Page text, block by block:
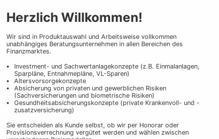
Herzlich Willkommen!
Wir sind in Produktauswahl und Arbeitsweise vollkommen
unabhängiges Beratungsunternehmen in allen Bereichen des
Finanzmarktes.
Investment- und Sachwertanlagekonzepte (z.B. Einmalanlagen,
Sparpläne, Entnahmepläne, VL-Sparen)
Altersvorsorgekonzepte
Absicherung von privaten und gewerblichen Risiken
(Sachversicherungen und biometrische Risiken)
Gesundheitsabsicherungskonzepte (private Krankenvoll- und -
zusatzversicherung)
Sie entscheiden als Kunde selbst, ob wir per Honorar oder
Provisionsverrechnung vergütet werden und wählen zwischen